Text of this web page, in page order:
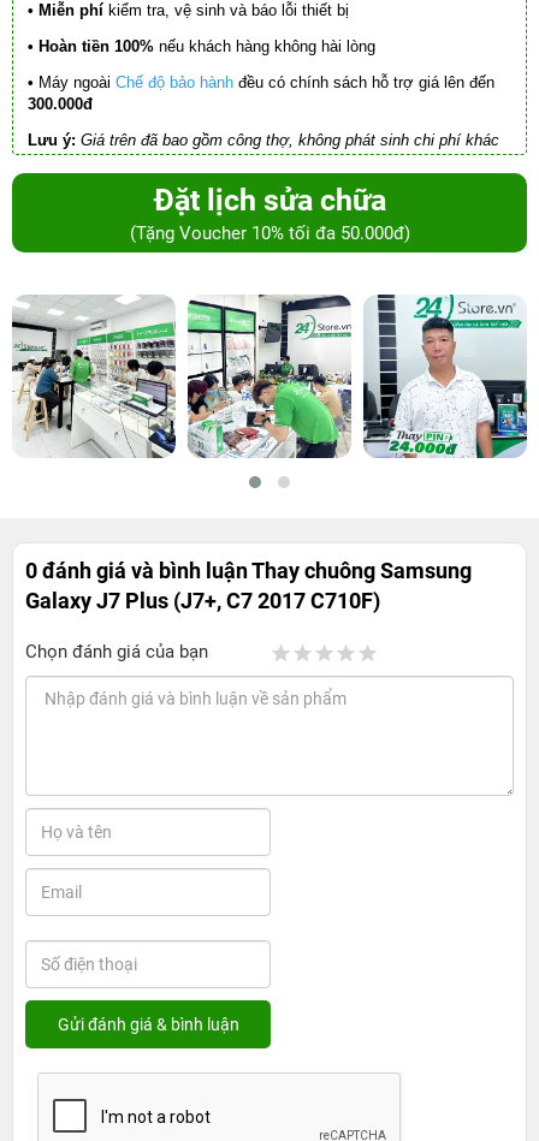
• Miễn phí kiểm tra, vệ sinh và báo lỗi thiết bị
• Hoàn tiền 100% nếu khách hàng không hài lòng
• Máy ngoài Chế độ bảo hành đều có chính sách hỗ trợ giá lên đến
300.000đ
Lưu ý: Giá trên đã bao gồm công thợ, không phát sinh chi phí khác
Đặt lịch sửa chữa
(Tặng Voucher 10% tối đa 50.000đ)
0 đánh giá và bình luậnThay chuông Samsung
Galaxy J7 Plus (J7+, C7 2017 C710F)
Chọn đánh giá của bạn